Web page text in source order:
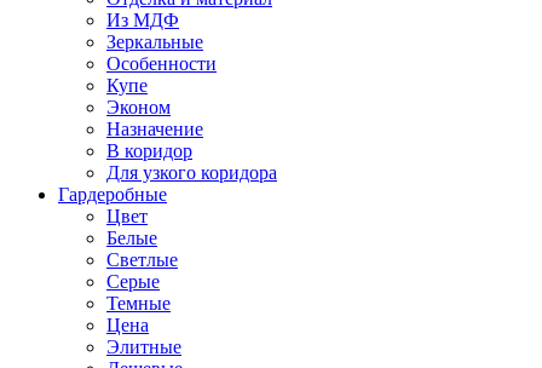
Из МДФ
Зеркальные
Особенности
Купе
Эконом
Назначение
В коридор
Для узкого коридора
Гардеробные
Цвет
Белые
Светлые
Серые
Темные
Цена
Элитные